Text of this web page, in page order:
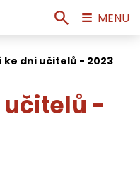
ke dni učitelů - 2023
učitelů -
MENU